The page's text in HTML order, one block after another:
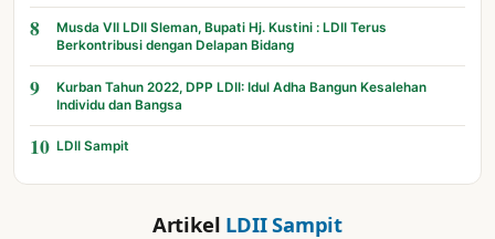
8
Musda VII LDII Sleman, Bupati Hj. Kustini : LDII Terus
Berkontribusi dengan Delapan Bidang
9
Kurban Tahun 2022, DPP LDII: Idul Adha Bangun Kesalehan
Individu dan Bangsa
10 LDII Sampit
Artikel LDII Sampit